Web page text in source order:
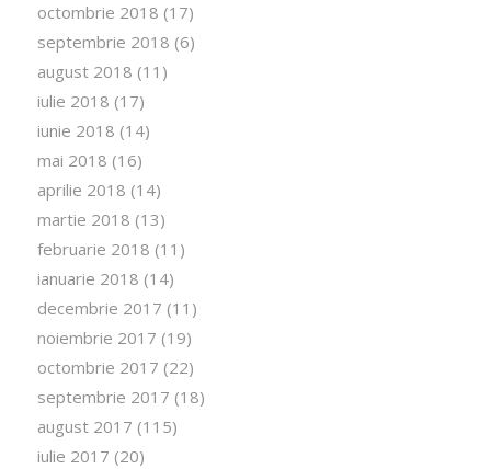
octombrie 2018 (17)
septembrie 2018 (6)
august 2018 (11)
iulie 2018 (17)
iunie 2018 (14)
mai 2018 (16)
aprilie 2018 (14)
martie 2018 (13)
februarie 2018 (11)
ianuarie 2018 (14)
decembrie 2017 (11)
noiembrie 2017 (19)
octombrie 2017 (22)
septembrie 2017 (18)
august 2017 (115)
iulie 2017 (20)